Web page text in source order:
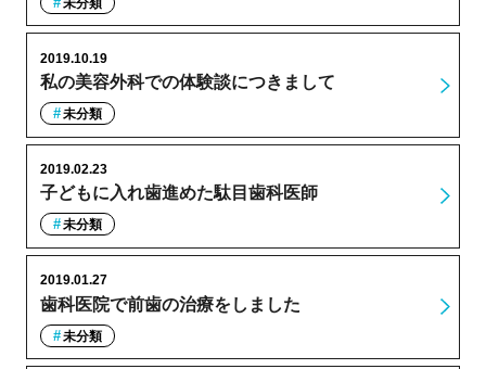
私の美容外科での体験談につきまして
2019.10.19
未分類
子どもに入れ歯進めた駄目歯科医師
2019.02.23
未分類
歯科医院で前歯の治療をしました
2019.01.27
未分類